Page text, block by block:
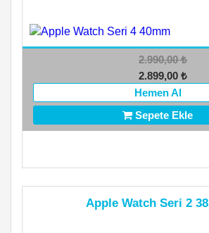
2.990,00₺
2.899,00 ₺
Hemen Al
Sepete Ekle
Apple Watch Seri 2